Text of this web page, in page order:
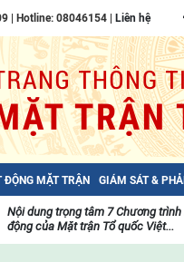
| Hotline: 08046154 | Liên hệ
ĐỘNG MẶT TRẬN GIÁM SÁT &
Nội dung trọng tâm 7 Chương trình
động của Mặt trận Tổ quốc Việt...